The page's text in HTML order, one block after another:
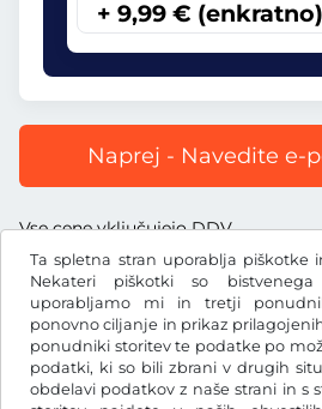
Ta spletna stran uporablja piškotke
Nekateri piškotki so
uporabljamo mi in tretji
ponovno ciljanje in prikaz
ponudniki storitev te podatke po
podatki, ki so bili zbrani v drugih
obdelavi podatkov z naše strani in s
+ 9,99 € (enkratno)
Naprej - Navedite e-
Vse cene vključujejo DDV.
€EUR